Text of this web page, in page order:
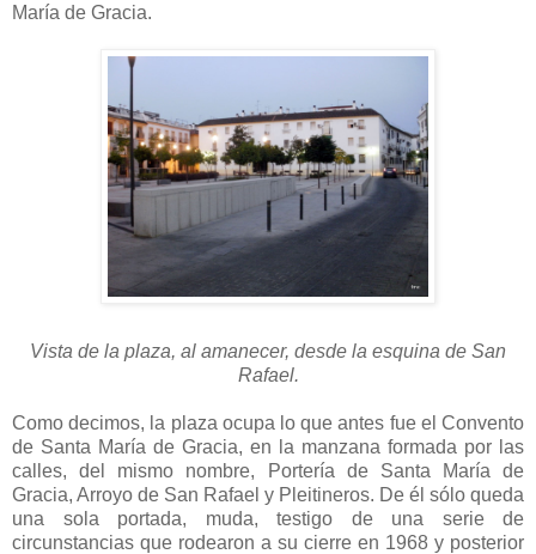
María de Gracia.
Vista de la plaza, al amanecer, desde la esquina de San
Rafael.
Como decimos, la plaza ocupa lo que antes fue el Convento
de Santa María de Gracia, en la manzana formada por las
calles, del mismo nombre, Portería de Santa María de
Gracia, Arroyo de San Rafael y Pleitineros. De él sólo queda
una sola portada, muda, testigo de una serie de
circunstancias que rodearon a su cierre en 1968 y posterior